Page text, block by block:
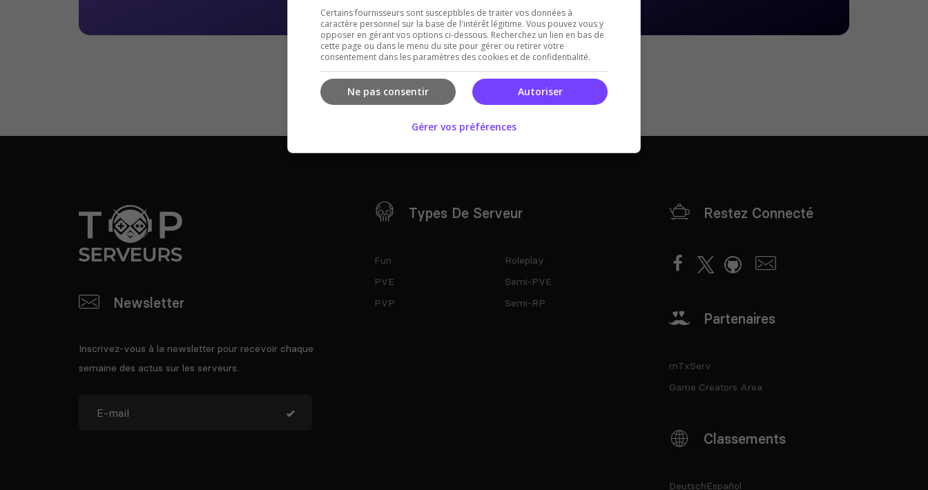
Offres Premiums soumises à nosConditions Générales de ventes
Newsletter
Inscrivez-vous à la newsletter pour recevoir chaque
semaine des actus sur les serveurs.
Types De Serveur
Fun
PVE
PVP
Roleplay
Semi-PVE
Semi-RP
Restez Connecté
Partenaires
mTxServ
Game Creators Area
Classements
DeutschEspañol
Certains fournisseurs sont susceptibles de traiter vos données à
caractère personnel sur la base de l'intérêt légitime. Vous pouvez vous y
opposer en gérant vos options ci-dessous. Recherchez un lien en bas de
cette page ou dans le menu du site pour gérer ou retirer votre
consentement dans les paramètres des cookies et de confidentialité.
Autoriser
Ne pas consentir
Gérer vos préférences